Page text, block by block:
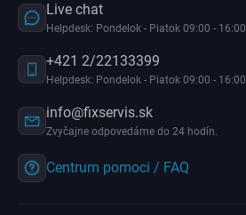
Live chat
Helpdesk: Pondelok - Piatok 09:00 - 16:00
+421 2/22133399
Helpdesk: Pondelok - Piatok 09:00 - 16:00
info@fixservis.sk
Zvyčajne odpovedáme do 24 hodín.
Centrum pomoci / FAQ